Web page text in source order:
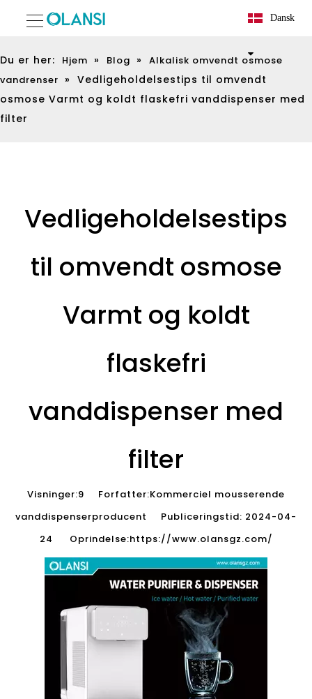
Dansk
Du er her: Hjem » Blog »
Alkalisk omvendt osmose
vandrenser » Vedligeholdelsestips til omvendt
osmose Varmt og koldt flaskefri vanddispenser med
filter
Vedligeholdelsestips
til omvendt osmose
Varmt og koldt
flaskefri
vanddispenser med
filter
Visninger:9 Forfatter:Kommerciel mousserende
vanddispenserproducent Publiceringstid: 2024-04-
24 Oprindelse:https://www.olansgz.com/